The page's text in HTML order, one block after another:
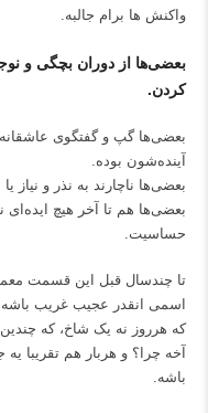
واکنش ها برام جالبه.
بعضی‌ها از دوران بچگی و
کردن.
بعضی‌ها گپ و گفتگوی
آینده‌شون بوده.
بعضی‌ها ناچارند به نذر و نیاز
بعضی‌ها هم تا آخر هیچ ایده‌ای
حساسیت.
تا چندسال قبل این قسمت
اسمی انقدر عجیب غریب باشه
که هرروز نه یک شاخ، که
آخه چرا؟ و هربار هم تقریبا
باشه.